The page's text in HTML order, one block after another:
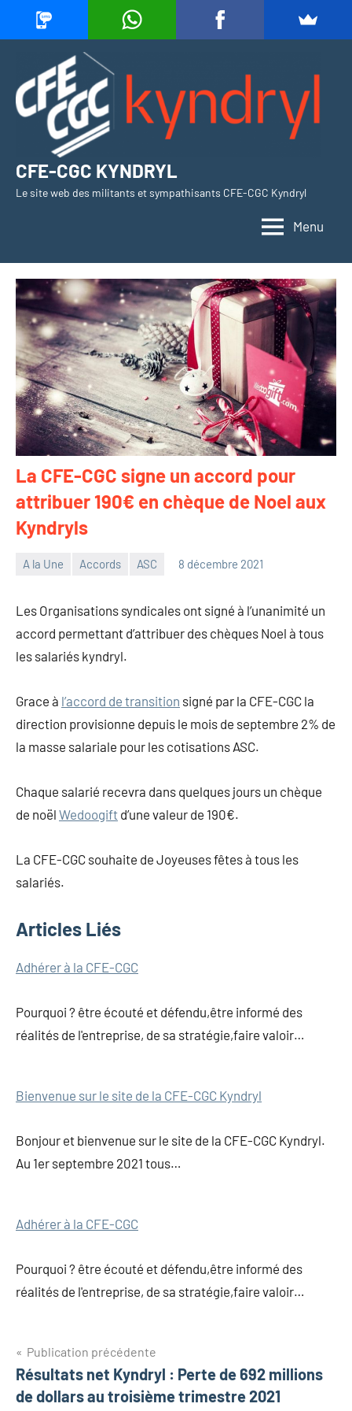
contenu
CFE-CGC KYNDRYL
Le site web des militants et sympathisants CFE-CGC Kyndryl
Menu
La CFE-CGC signe un accord pour
attribuer 190€ en chèque de Noel aux
Kyndryls
A la Une Accords ASC 8 décembre 2021
Les Organisations syndicales ont signé à l’unanimité un
accord permettant d’attribuer des chèques Noel à tous
les salariés kyndryl.
Grace à l’accord de transition signé par la CFE-CGC la
direction provisionne depuis le mois de septembre 2% de
la masse salariale pour les cotisations ASC.
Chaque salarié recevra dans quelques jours un chèque
de noël Wedoogift d’une valeur de 190€.
La CFE-CGC souhaite de Joyeuses fêtes à tous les
salariés.
Articles Liés
Adhérer à la CFE-CGC
Pourquoi ? être écouté et défendu,être informé des
réalités de l'entreprise, de sa stratégie,faire valoir…
Bienvenue sur le site de la CFE-CGC Kyndryl
Bonjour et bienvenue sur le site de la CFE-CGC Kyndryl.
Au 1er septembre 2021 tous…
Adhérer à la CFE-CGC
Pourquoi ? être écouté et défendu,être informé des
réalités de l'entreprise, de sa stratégie,faire valoir…
Navigation
de
l’article
Publication précédente
Résultats net Kyndryl : Perte de 692 millions
de dollars au troisième trimestre 2021